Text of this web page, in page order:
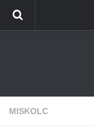
Tiszaújváros
MISKOLC